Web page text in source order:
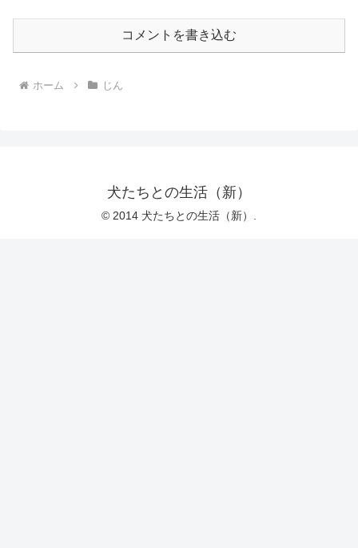
コメントを書き込む
ホーム じん
犬たちとの生活（新）
© 2014 犬たちとの生活（新）.